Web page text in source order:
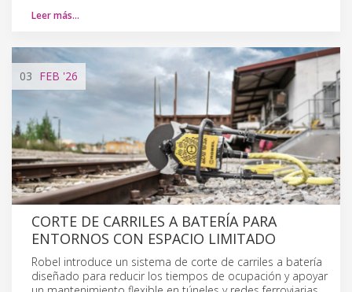
Leer más…
03 FEB '26
CORTE DE CARRILES A BATERÍA PARA
ENTORNOS CON ESPACIO LIMITADO
Robel introduce un sistema de corte de carriles a batería
diseñado para reducir los tiempos de ocupación y apoyar